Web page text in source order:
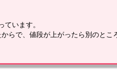
ています。
らで、値段が上がったら別のとこ